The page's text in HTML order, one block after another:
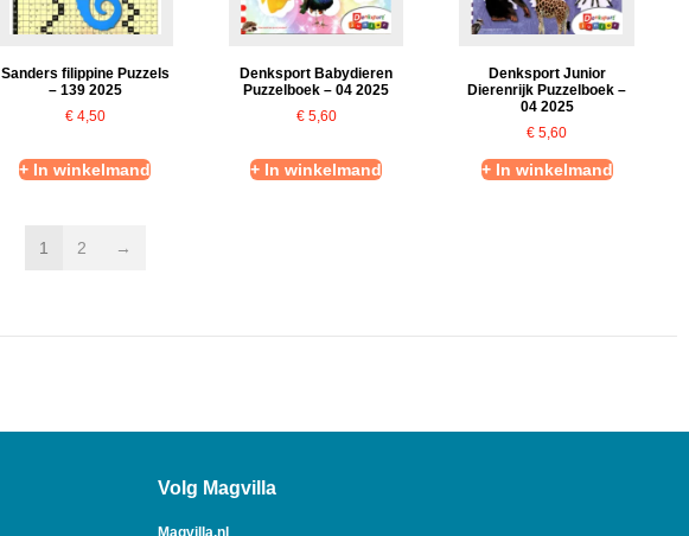
Sanders filippine Puzzels
– 139 2025
€4,50
+ In winkelmand
Denksport Babydieren
Puzzelboek – 04 2025
€5,60
+ In winkelmand
Denksport Junior
Dierenrijk Puzzelboek –
04 2025
€ 5,60
+ In winkelmand
1 2 →
Volg Magvilla
Magvilla.nl